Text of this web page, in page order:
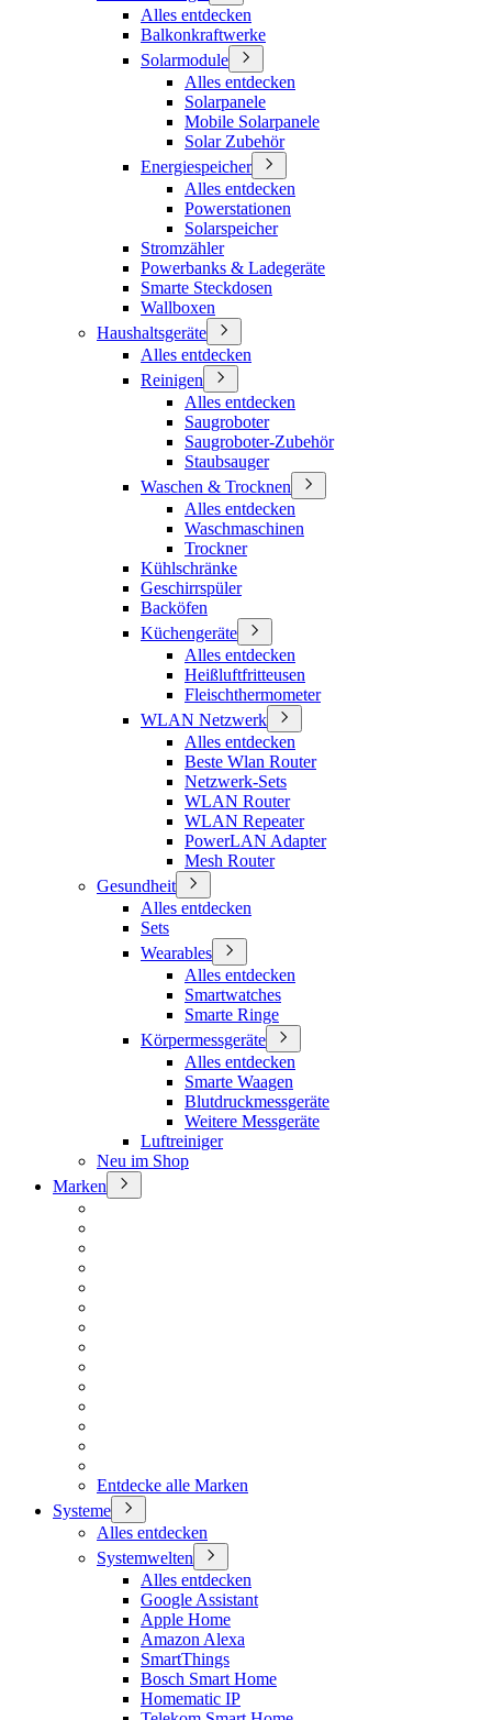
Alles entdecken
Balkonkraftwerke
Solarmodule
Alles entdecken
Solarpanele
Mobile Solarpanele
Solar Zubehör
Energiespeicher
Alles entdecken
Powerstationen
Solarspeicher
Stromzähler
Powerbanks & Ladegeräte
Smarte Steckdosen
Wallboxen
Haushaltsgeräte
Alles entdecken
Reinigen
Alles entdecken
Saugroboter
Saugroboter-Zubehör
Staubsauger
Waschen & Trocknen
Alles entdecken
Waschmaschinen
Trockner
Kühlschränke
Geschirrspüler
Backöfen
Küchengeräte
Alles entdecken
Heißluftfritteusen
Fleischthermometer
WLAN Netzwerk
Alles entdecken
Beste Wlan Router
Netzwerk-Sets
WLAN Router
WLAN Repeater
PowerLAN Adapter
Mesh Router
Gesundheit
Alles entdecken
Sets
Wearables
Alles entdecken
Smartwatches
Smarte Ringe
Körpermessgeräte
Alles entdecken
Smarte Waagen
Blutdruckmessgeräte
Weitere Messgeräte
Luftreiniger
Neu im Shop
Marken
Entdecke alle Marken
Systeme
Alles entdecken
Systemwelten
Alles entdecken
Google Assistant
Apple Home
Amazon Alexa
SmartThings
Bosch Smart Home
Homematic IP